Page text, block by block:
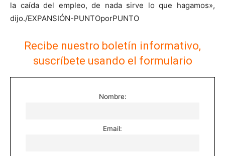
la caída del empleo, de nada sirve lo que hagamos»,
dijo./EXPANSIÓN-PUNTOporPUNTO
Recibe nuestro boletín informativo,
suscríbete usando el formulario
Nombre:
Email: